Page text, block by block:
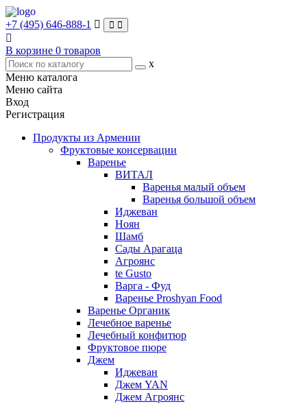
+7 (495) 646-888-1
В корзине 0 товаров
x
Меню каталога
Меню сайта
Вход
Регистрация
Продукты из Армении
Фруктовые консервации
Варенье
ВИТАЛ
Варенья малый объем
Варенья большой объем
Иджеван
Ноян
Шамб
Сады Арагаца
Агроянс
te Gusto
Варга - Фуд
Варенье Proshyan Food
Варенье Органик
Лечебное варенье
Лечебный конфитюр
Фруктовое пюре
Джем
Иджеван
Джем YAN
Джем Агроянс